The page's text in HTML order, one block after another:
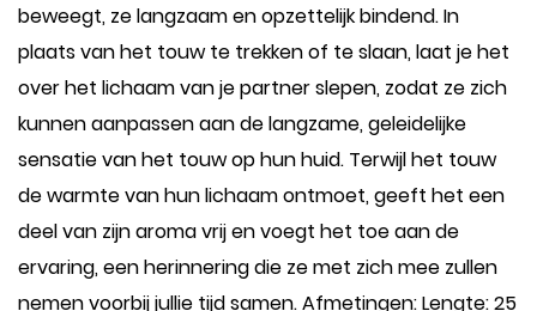
beweegt, ze langzaam en opzettelijk bindend. In
plaats van het touw te trekken of te slaan, laat je het
over het lichaam van je partner slepen, zodat ze zich
kunnen aanpassen aan de langzame, geleidelijke
sensatie van het touw op hun huid. Terwijl het touw
de warmte van hun lichaam ontmoet, geeft het een
deel van zijn aroma vrij en voegt het toe aan de
ervaring, een herinnering die ze met zich mee zullen
nemen voorbij jullie tijd samen. Afmetingen: Lengte: 25